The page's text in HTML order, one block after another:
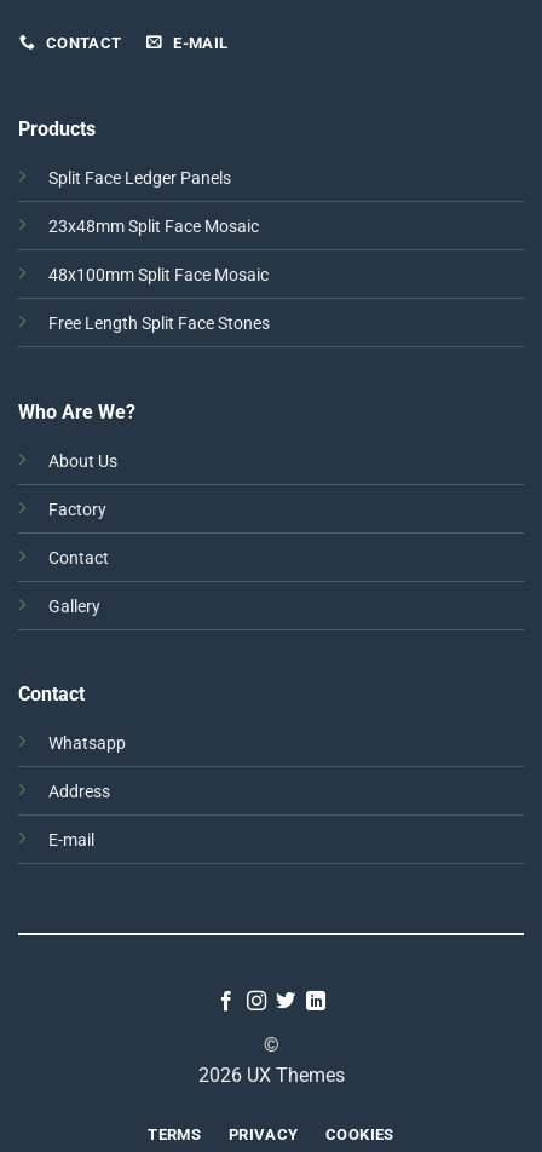
CONTACT E-MAIL
Products
Split Face Ledger Panels
23x48mm Split Face Mosaic
48x100mm Split Face Mosaic
Free Length Split Face Stones
Who Are We?
About Us
Factory
Contact
Gallery
Contact
Whatsapp
Address
E-mail
©
2026 UX Themes
TERMS PRIVACY COOKIES